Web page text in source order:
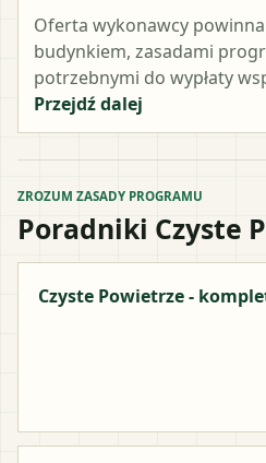
Oferta wykonawcy powinna
budynkiem, zasadami
potrzebnymi do wypłaty
Przejdź dalej
ZROZUM ZASADY PROGRAMU
Poradniki Czyste
Czyste Powietrze -